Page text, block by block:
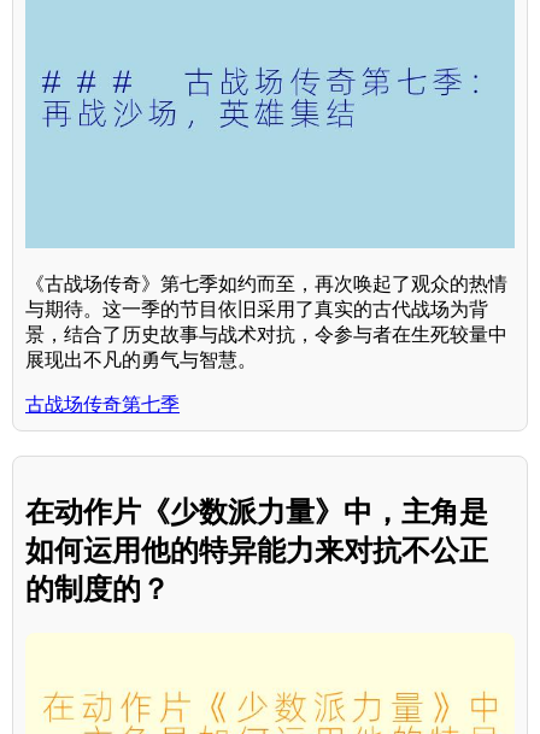
《古战场传奇》第七季如约而至，再次唤起了观众的热情
与期待。这一季的节目依旧采用了真实的古代战场为背
景，结合了历史故事与战术对抗，令参与者在生死较量中
展现出不凡的勇气与智慧。
古战场传奇第七季
在动作片《少数派力量》中，主角是
如何运用他的特异能力来对抗不公正
的制度的？